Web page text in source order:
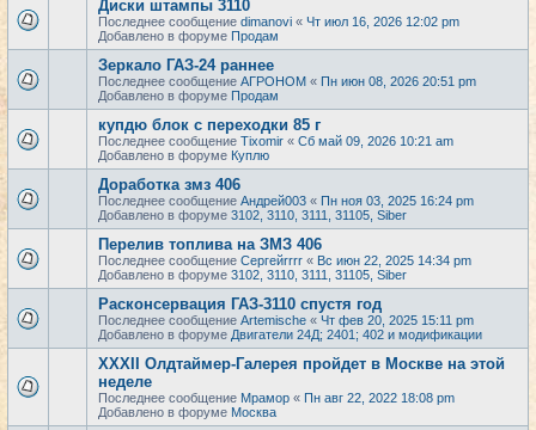
Диски штампы 3110
Последнее сообщение dimanovi « Чт июл 16, 2026 12:02 pm
Добавлено в форуме Продам
Зеркало ГАЗ-24 раннее
Последнее сообщение АГРОНОМ « Пн июн 08, 2026 20:51 pm
Добавлено в форуме Продам
купдю блок с переходки 85 г
Последнее сообщение Tixomir « Сб май 09, 2026 10:21 am
Добавлено в форуме Куплю
Доработка змз 406
Последнее сообщение Андрей003 « Пн ноя 03, 2025 16:24 pm
Добавлено в форуме 3102, 3110, 3111, 31105, Siber
Перелив топлива на ЗМЗ 406
Последнее сообщение Сергейrrrr « Вс июн 22, 2025 14:34 pm
Добавлено в форуме 3102, 3110, 3111, 31105, Siber
Расконсервация ГАЗ-3110 спустя год
Последнее сообщение Artemische « Чт фев 20, 2025 15:11 pm
Добавлено в форуме Двигатели 24Д; 2401; 402 и модификации
XXXII Олдтаймер-Галерея пройдет в Москве на этой
неделе
Последнее сообщение Мрамор « Пн авг 22, 2022 18:08 pm
Добавлено в форуме Москва